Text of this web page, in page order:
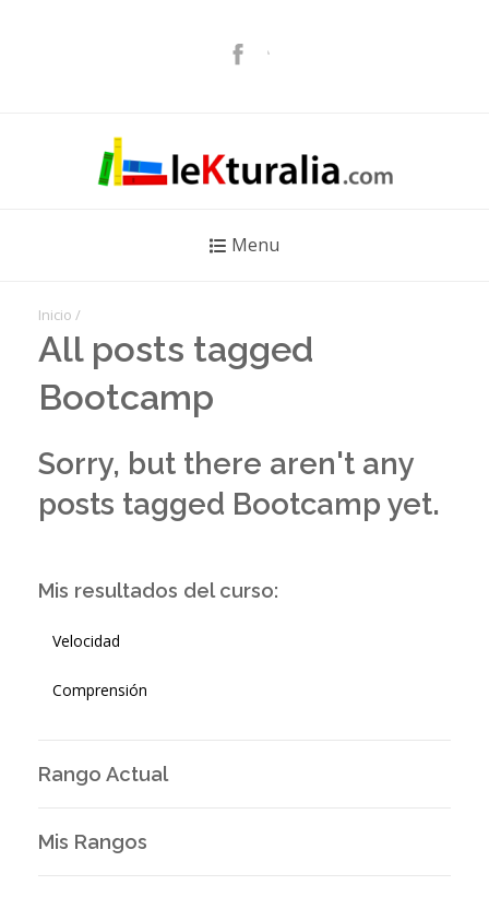
Menu
Inicio /
All posts tagged
Bootcamp
Sorry, but there aren't any
posts tagged Bootcamp yet.
Mis resultados del curso:
Velocidad
Comprensión
Rango Actual
Mis Rangos